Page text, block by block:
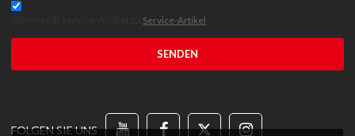
Service-Artikel
SENDEN
FOLGEN SIE UNS